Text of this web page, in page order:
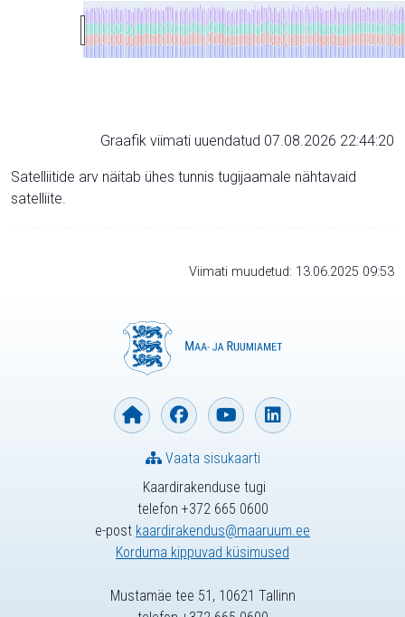
Graafik viimati uuendatud 07.08.2026 22:44:20
Satelliitide arv näitab ühes tunnis tugijaamale nähtavaid
satelliite.
Viimati muudetud: 13.06.2025 09:53
Kaardirakenduse tugi
telefon +372 665 0600
e-post kaardirakendus@maaruum.ee
Korduma kippuvad küsimused
Vaata sisukaarti
Mustamäe tee 51, 10621 Tallinn